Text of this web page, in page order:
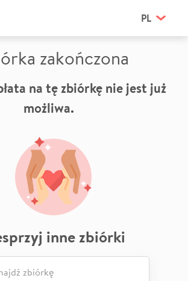
PL
zakończona
na tę zbiórkę nie jest już
możliwa.
inne zbiórki